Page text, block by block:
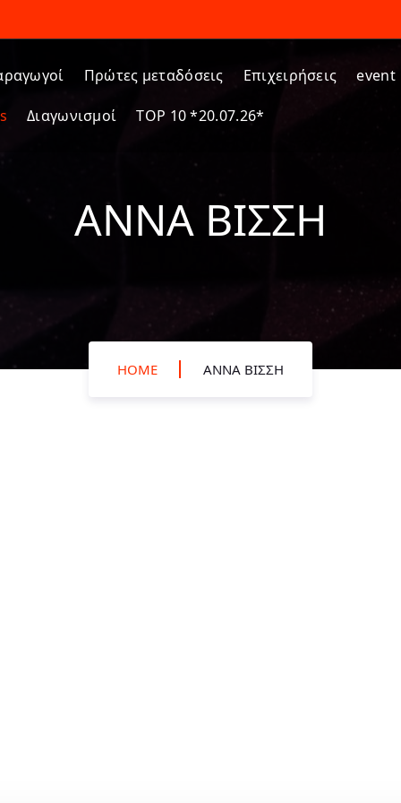
Πρώτες μεταδόσεις Επιχειρήσεις event
Διαγωνισμοί TOP 10 *20.07.26*
ΆΝΝΑ ΒΊΣΣΗ
HOME ΆΝΝΑ ΒΊΣΣΗ